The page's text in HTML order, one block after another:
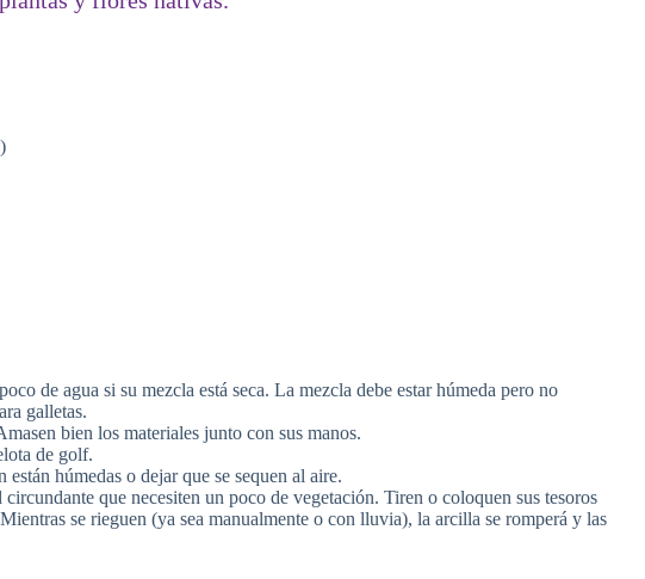
de agua si su mezcla está seca. La mezcla debe estar húmeda pero no
galletas.
bien los materiales junto con sus manos.
de golf.
húmedas o dejar que se sequen al aire.
que necesiten un poco de vegetación. Tiren o coloquen sus tesoros
se rieguen (ya sea manualmente o con lluvia), la arcilla se romperá y las